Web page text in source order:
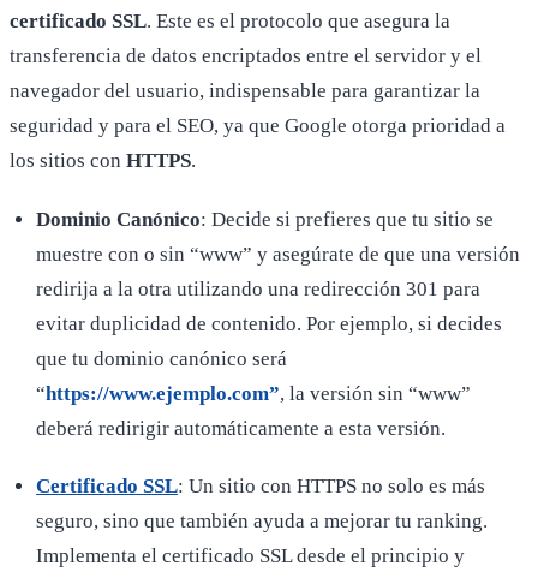
certificado SSL. Este es el protocolo que asegura la
transferencia de datos encriptados entre el servidor y el
navegador del usuario, indispensable para garantizar la
seguridad y para el SEO, ya que Google otorga prioridad a
los sitios con HTTPS.
Dominio Canónico: Decide si prefieres que tu sitio se
muestre con o sin “www” y asegúrate de que una versión
redirija a la otra utilizando una redirección 301 para
evitar duplicidad de contenido. Por ejemplo, si decides
que tu dominio canónico será
“https://www.ejemplo.com”, la versión sin “www”
deberá redirigir automáticamente a esta versión.
Certificado SSL: Un sitio con HTTPS no solo es más
seguro, sino que también ayuda a mejorar tu ranking.
Implementa el certificado SSL desde el principio y